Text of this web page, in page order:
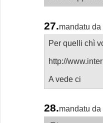
27.mandatu da
Per quelli chì
http://
A vede ci
28.mandatu da